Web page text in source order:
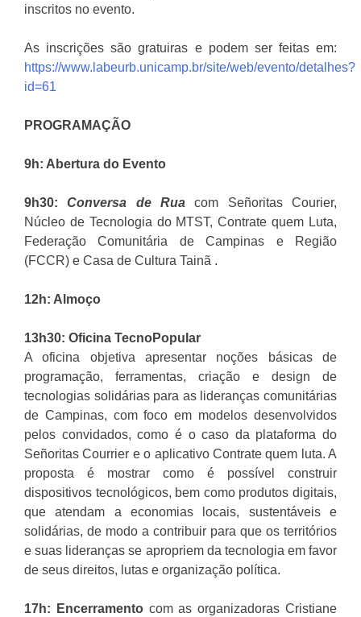
inscritos no evento.
As inscrições são gratuiras e podem ser feitas em:
https://www.labeurb.unicamp.br/site/web/evento/detalhes?
id=61
PROGRAMAÇÃO
9h: Abertura do Evento
9h30:Conversa de Rua com Señoritas Courier,
Núcleo de Tecnologia do MTST, Contrate quem Luta,
Federação Comunitária de Campinas e Região
(FCCR) e Casa de Cultura Tainã .
12h: Almoço
13h30: Oficina TecnoPopular
A oficina objetiva apresentar noções básicas de
programação, ferramentas, criação e design de
tecnologias solidárias para as lideranças comunitárias
de Campinas, com foco em modelos desenvolvidos
pelos convidados, como é o caso da plataforma do
Señoritas Courrier e o aplicativo Contrate quem luta. A
proposta é mostrar como é possível construir
dispositivos tecnológicos, bem como produtos digitais,
que atendam a economias locais, sustentáveis e
solidárias, de modo a contribuir para que os territórios
e suas lideranças se apropriem da tecnologia em favor
de seus direitos, lutas e organização política.
17h: Encerramentocom as organizadoras Cristiane